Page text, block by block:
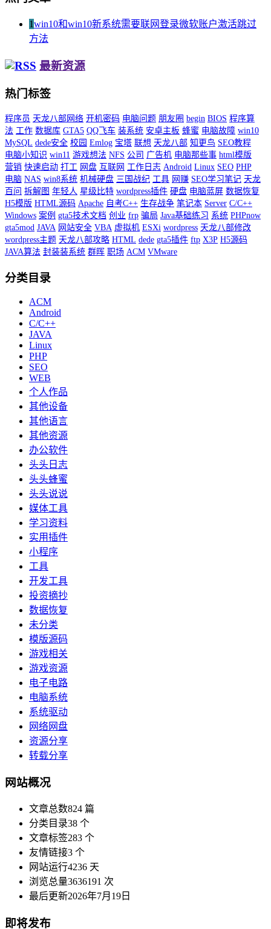
1win10和win10新系统需要联网登录微软账户激活跳过
方法
最新资源
热门标签
程序员 天龙八部网络 开机密码 电脑问题 朋友圈 begin BIOS 程序算
法 工作 数据库 GTA5 QQ飞车 装系统 安卓主板 蜂蜜 电脑故障 win10
MySQL dede安全 校园 Emlog 宝塔 联想 天龙八部 知更鸟 SEO教程
电脑小知识 win11 游戏想法 NFS 公司 广告机 电脑那些事 html模版
营销 快速启动 打工 网盘 互联网 工作日志 Android Linux SEO PHP
电脑 NAS win8系统 机械硬盘 三国战纪 工具 网赚 SEO学习笔记 天龙
百问 拆解图 年轻人 星级比特 wordpress插件 硬盘 电脑蓝屏 数据恢复
H5模版 HTML源码 Apache 自考C++ 生存战争 笔记本 Server C/C++
Windows 案例 gta5技术文档 创业 frp 骗局 Java基础练习 系统 PHPnow
gta5mod JAVA 网站安全 VBA 虚拟机 ESXi wordpress 天龙八部修改
wordpress主题 天龙八部攻略 HTML dede gta5插件 ftp X3P H5源码
JAVA算法 封装装系统 群晖 职场 ACM VMware
分类目录
ACM
Android
C/C++
JAVA
Linux
PHP
SEO
WEB
个人作品
其他设备
其他语言
其他资源
办公软件
头头日志
头头蜂蜜
头头说说
媒体工具
学习资料
实用插件
小程序
工具
开发工具
投资摘抄
数据恢复
未分类
模版源码
游戏相关
游戏资源
电子电路
电脑系统
系统驱动
网络网盘
资源分享
转载分享
网站概况
文章总数824 篇
分类目录38 个
文章标签283 个
友情链接3 个
网站运行4236 天
浏览总量3636191 次
最后更新2026年7月19日
即将发布